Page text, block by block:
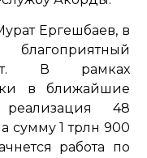
Ергешбаев, в
В рамках
в ближайшие
48
сумму 1 трлн 900
работа по